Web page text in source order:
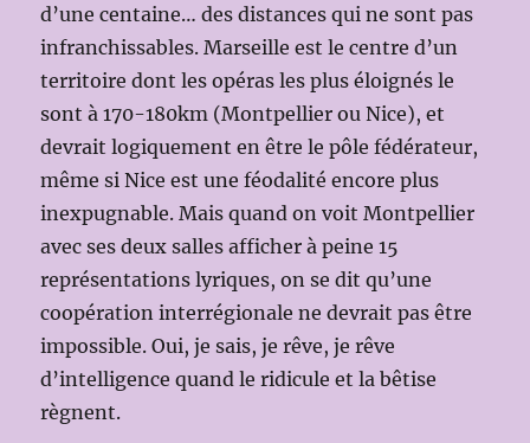
d’une centaine… des distances qui ne sont pas
infranchissables. Marseille est le centre d’un
territoire dont les opéras les plus éloignés le
sont à 170-180km (Montpellier ou Nice), et
devrait logiquement en être le pôle fédérateur,
même si Nice est une féodalité encore plus
inexpugnable. Mais quand on voit Montpellier
avec ses deux salles afficher à peine 15
représentations lyriques, on se dit qu’une
coopération interrégionale ne devrait pas être
impossible. Oui, je sais, je rêve, je rêve
d’intelligence quand le ridicule et la bêtise
règnent.